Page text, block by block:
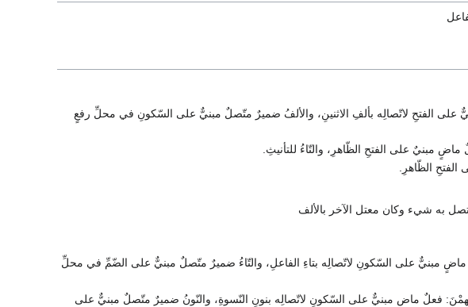
على الفتحِ لاتّصالِه بألفِ الاثنينِ، والألفُ ضميرٌ متّصلٌ مبنيٌّ على السّكونِ في محلِّ رفعٍ
مبنيٌ على الفتحِ الظّاهرِ، والتّاءُ للتأنيثِ.
الظّاهرِ.
به شيء وكان معتل الآخر بالألف
مبنيٌّ على السّكونِ لاتّصالِه بتاءِ الفاعلِ، والتّاءُ ضميرٌ متّصلٌ مبنيٌّ على الضّمِّ في محلِّ
فعلٌ ماضٍ مبنيٌّ على السّكونِ لاتّصالِه بنونِ النّسوةِ، والنّونُ ضميرٌ متّصلٌ مبنيٌّ على